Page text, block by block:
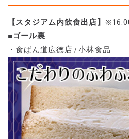
【スタジアム内飲食出店】
■ゴール裏
・食ぱん道広徳店 / 小林食品